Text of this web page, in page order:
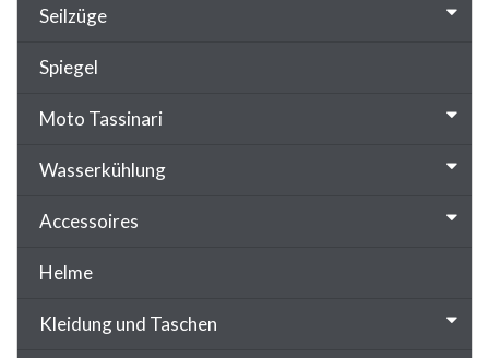
Seilzüge
Spiegel
Moto Tassinari
Wasserkühlung
Accessoires
Helme
Kleidung und Taschen